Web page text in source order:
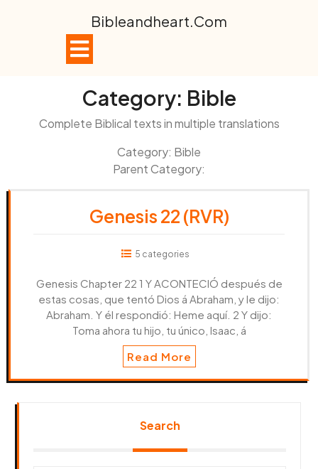
Bibleandheart.com
Category: Bible
Complete Biblical texts in multiple translations
Category: Bible
Parent Category:
Genesis 22 (RVR)
5 categories
Genesis Chapter 22 1 Y ACONTECIÓ después de
estas cosas, que tentó Dios á Abraham, y le dijo:
Abraham. Y él respondió: Heme aquí. 2 Y dijo:
Toma ahora tu hijo, tu único, Isaac, á
Read More
Search